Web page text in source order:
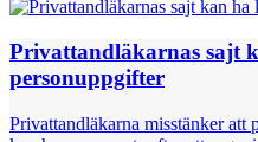
Privattandläkarnas sajt
personuppgifter
Privattandläkarna misstänker att